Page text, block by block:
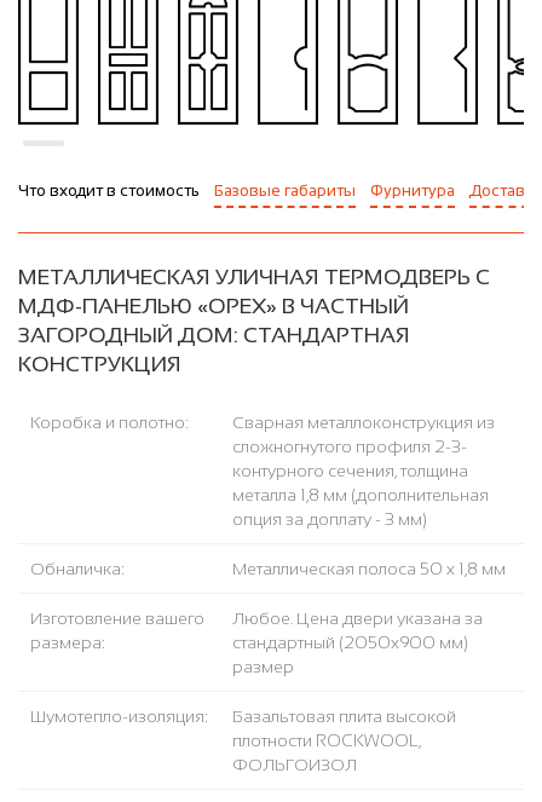
Что входит в стоимость Базовые габариты Фурнитура Доставка
МЕТАЛЛИЧЕСКАЯ УЛИЧНАЯ ТЕРМОДВЕРЬ С
МДФ-ПАНЕЛЬЮ «ОРЕХ» В ЧАСТНЫЙ
ЗАГОРОДНЫЙ ДОМ: СТАНДАРТНАЯ
КОНСТРУКЦИЯ
Коробка и полотно:
Сварная металлоконструкция из
сложногнутого профиля 2-3-
контурного сечения, толщина
металла 1,8 мм (дополнительная
опция за доплату - 3 мм)
Обналичка: Металлическая полоса 50 х 1,8 мм
Изготовление вашего
размера:
Любое. Цена двери указана за
стандартный (2050x900 мм)
размер
Шумотепло-изоляция:
Базальтовая плита высокой
плотности ROCKWOOL,
ФОЛЬГОИЗОЛ